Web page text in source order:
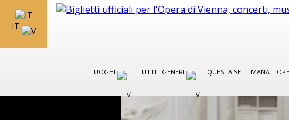
IT
LUOGHI TUTTI I GENERI QUESTA SETTIMANA